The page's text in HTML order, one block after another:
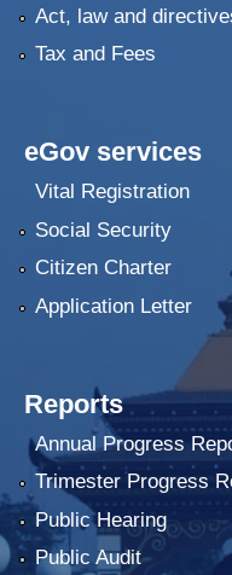
Act, law and
Tax and Fees
eGov services
Vital Registration
Social Security
Citizen Charter
Application Letter
Reports
Annual Progress
Trimester Progress
Public Hearing
Public Audit